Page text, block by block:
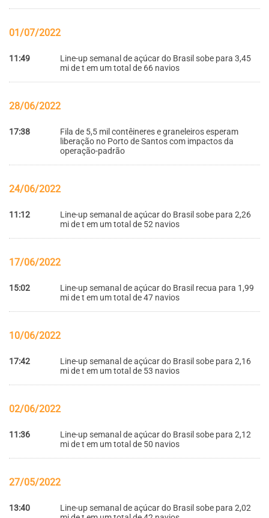
01/07/2022
11:49
Line-up semanal de açúcar do Brasil sobe para 3,45
mi de t em um total de 66 navios
28/06/2022
17:38
Fila de 5,5 mil contêineres e graneleiros esperam
liberação no Porto de Santos com impactos da
operação-padrão
24/06/2022
11:12
Line-up semanal de açúcar do Brasil sobe para 2,26
mi de t em um total de 52 navios
17/06/2022
15:02
Line-up semanal de açúcar do Brasil recua para 1,99
mi de t em um total de 47 navios
10/06/2022
17:42
Line-up semanal de açúcar do Brasil sobe para 2,16
mi de t em um total de 53 navios
02/06/2022
11:36
Line-up semanal de açúcar do Brasil sobe para 2,12
mi de t em um total de 50 navios
27/05/2022
13:40
Line-up semanal de açúcar do Brasil sobe para 2,02